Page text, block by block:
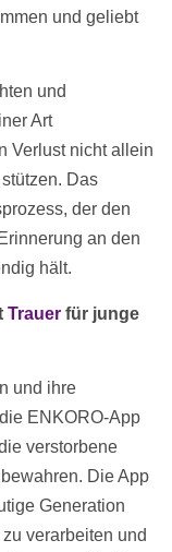
und geliebt
und
Art
Verlust nicht allein
Das
der den
an den
hält.
Trauer für junge
und ihre
ENKORO-App
verstorbene
Die App
Generation
verarbeiten und